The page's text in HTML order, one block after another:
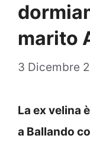
marito
3 Dicembre
La ex velina
a Ballando